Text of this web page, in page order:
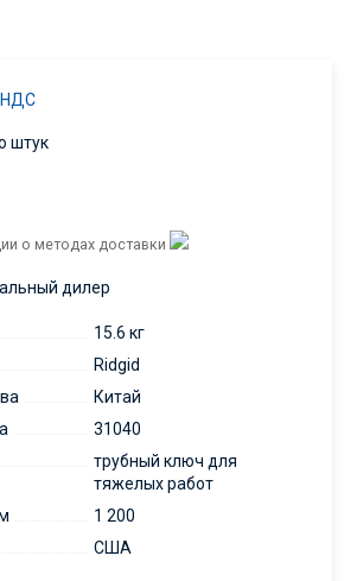
НДС
штук
о методах доставки
15.6 кг
Ridgid
Китай
31040
трубный ключ для
тяжелых работ
1 200
США